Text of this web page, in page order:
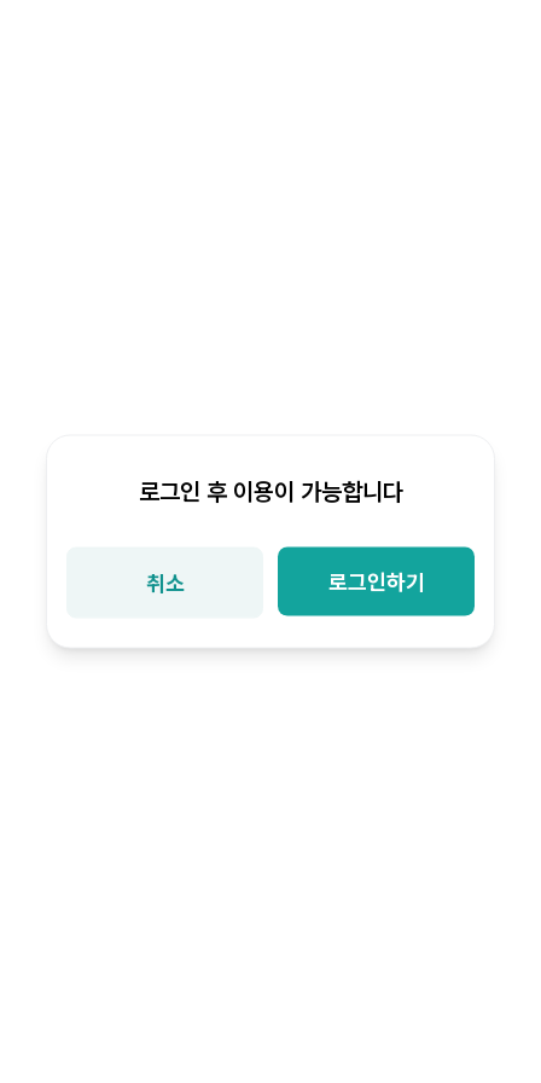
로그인 후 이용이 가능합니다
취소 로그인하기